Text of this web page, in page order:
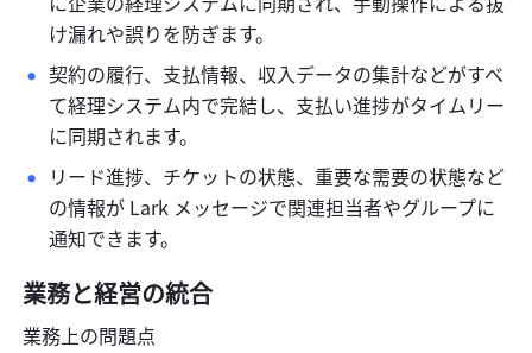
け漏れや誤りを防ぎます。
契約の履行、支払情報、収入データの集計などがすべ
て経理システム内で完結し、支払い進捗がタイムリー
に同期されます。
リード進捗、チケットの状態、重要な需要の状態など
の情報が Lark メッセージで関連担当者やグループに
通知できます。
業務と経営の統合
業務上の問題点